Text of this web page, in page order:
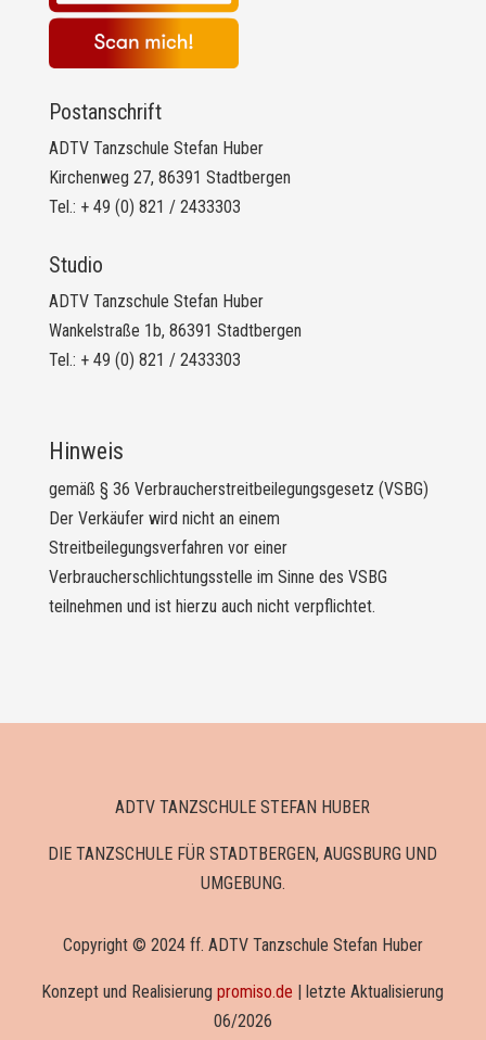
Postanschrift
ADTV Tanzschule Stefan Huber
Kirchenweg 27, 86391 Stadtbergen
Tel.: + 49 (0) 821 / 2433303
Studio
ADTV Tanzschule Stefan Huber
Wankelstraße 1b, 86391 Stadtbergen
Tel.: + 49 (0) 821 / 2433303
Hinweis
gemäß § 36 Verbraucherstreitbeilegungsgesetz (VSBG)
Der Verkäufer wird nicht an einem
Streitbeilegungsverfahren vor einer
Verbraucherschlichtungsstelle im Sinne des VSBG
teilnehmen und ist hierzu auch nicht verpflichtet.
ADTV TANZSCHULE STEFAN HUBER
DIE TANZSCHULE FÜR STADTBERGEN, AUGSBURG UND
UMGEBUNG.
Copyright © 2024 ff. ADTV Tanzschule Stefan Huber
Konzept und Realisierungpromiso.de | letzte Aktualisierung
06/2026